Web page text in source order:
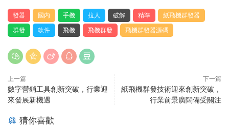
發器 國内 手機 拉人 破解 精準
紙飛機群發器
群發
軟件 飛機 飛機群發 飛機群發器源碼
上一篇
數字營銷工具創新突破，行業迎
來發展新機遇
下一篇
紙飛機群發技術迎來創新突破，
行業前景廣闊備受關注
猜你喜歡